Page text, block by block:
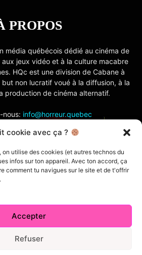
cookie avec ça ?
on utilise des cookies (et autres technos du
infos sur ton appareil. Avec ton accord, ça
comment tu navigues sur le site et de t'offrir
Accepter
Refuser
PROPOS
média québécois dédié au cinéma de
jeux vidéo et à la culture macabre
HQc est une division de Cabane à
but non lucratif voué à la diffusion, à la
production de cinéma alternatif.
nous: info@horreur.quebec
NOUS
Index